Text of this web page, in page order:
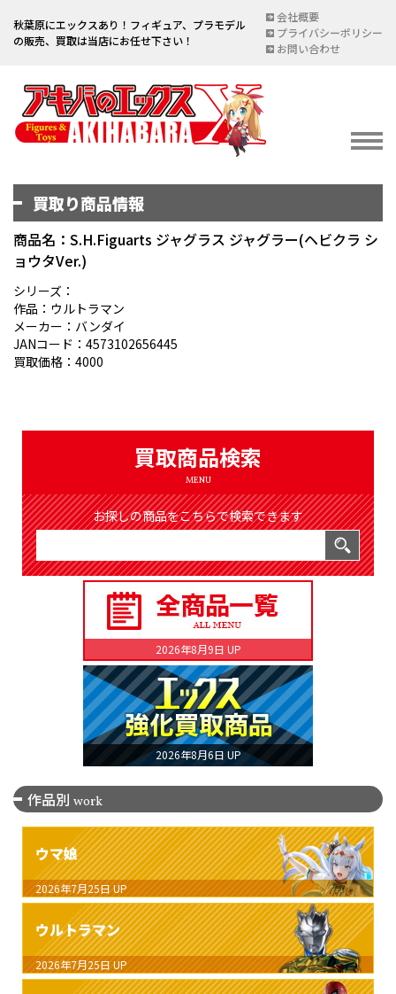
秋葉原にエックスあり！フィギュア、プラモデル
の販売、買取は当店にお任せ下さい！
会社概要
プライバシーポリシー
お問い合わせ
イベント情報
宅配買取のご案内
DELIVERY PURCHASE
買取お申し込み
ASSESSMENT
買取り商品情報
商品名：S.H.Figuarts ジャグラス ジャグラー(ヘビクラ シ
ョウタVer.)
シリーズ：
作品：ウルトラマン
メーカー：バンダイ
JANコード：4573102656445
買取価格：4000
買取商品検索
MENU
お探しの商品をこちらで検索できます
2026年8月9日 UP
2026年8月6日 UP
作品別 work
ウマ娘
2026年7月25日 UP
ウルトラマン
2026年7月25日 UP